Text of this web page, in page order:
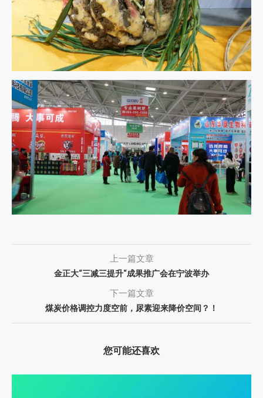
上一篇文章
金正大“三减三提升“成果推广会在宁波举办
下一篇文章
煤炭价格调控力度空前，尿素迎来降价空间？！
您可能还喜欢